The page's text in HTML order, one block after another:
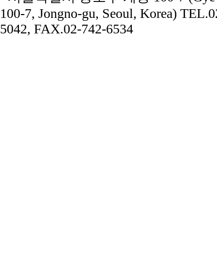
협소한옥을 통해
한옥의
역할과 쓰임을
다시 확인 할
수 있게 계획하였다 .